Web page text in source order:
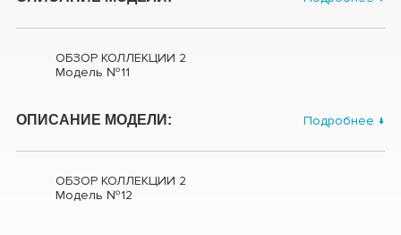
ОБЗОР КОЛЛЕКЦИИ 2
Модель №11
ОПИСАНИЕ МОДЕЛИ: Подробнее ↓
ОБЗОР КОЛЛЕКЦИИ 2
Модель №12